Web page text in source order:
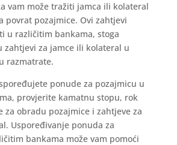
vam može tražiti jamca ili kolateral
povrat pozajmice. Ovi zahtjevi
u različitim bankama, stoga
zahtjevi za jamce ili kolateral u
razmatrate.
ponude za pozajmicu u
provjerite kamatnu stopu, rok
za obradu pozajmice i zahtjeve za
Uspoređivanje ponuda za
bankama može vam pomoći